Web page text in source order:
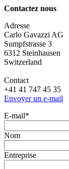
Contactez nous
Adresse
Carlo Gavazzi AG
Sumpfstrasse 3
6312 Steinhausen
Switzerland
Contact
+41 41 747 45 35
Envoyer un e-mail
E‑mail*
Nom
Entreprise